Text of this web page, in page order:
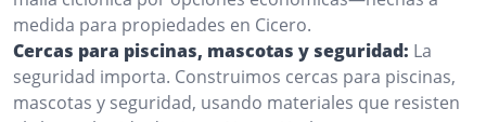
medida para propiedades en Cicero.
Cercas para piscinas, mascotas y seguridad: La
seguridad importa. Construimos cercas para piscinas,
mascotas y seguridad, usando materiales que resisten